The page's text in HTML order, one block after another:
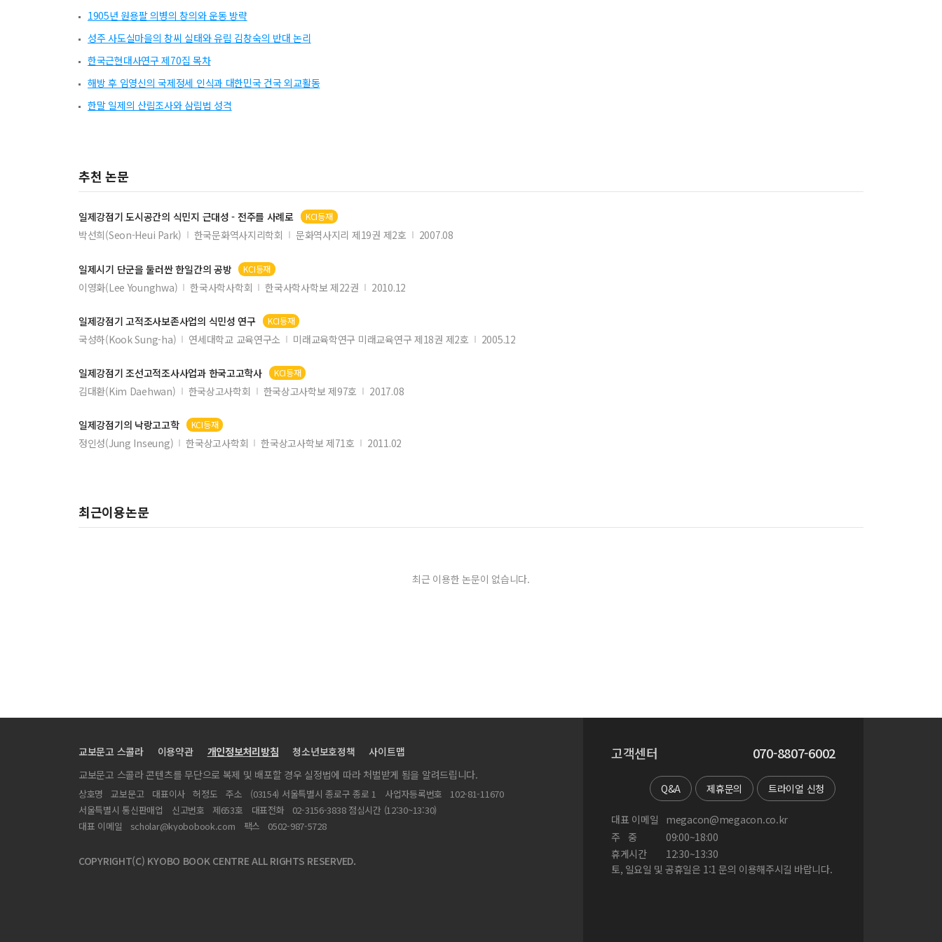
1905년 원용팔 의병의 창의와 운동 방략
성주 사도실마을의 창씨 실태와 유림 김창숙의 반대 논리
한국근현대사연구 제70집 목차
해방 후 임영신의 국제정세 인식과 대한민국 건국 외교활동
한말 일제의 산림조사와 삼림법 성격
추천 논문
일제강점기 도시공간의 식민지 근대성 - 전주를 사례로 KCI등재
박선희(Seon-Heui Park) 한국문화역사지리학회 문화역사지리 제19권 제2호 2007.08
일제시기 단군을 둘러싼 한일간의 공방 KCI등재
이영화(Lee Younghwa) 한국사학사학회 한국사학사학보 제22권 2010.12
일제강점기 고적조사보존사업의 식민성 연구 KCI등재
국성하(Kook Sung-ha) 연세대학교 교육연구소 미래교육학연구 미래교육연구 제18권 제2호 2005.12
일제강점기 조선고적조사사업과 한국고고학사 KCI등재
김대환(Kim Daehwan) 한국상고사학회 한국상고사학보 제97호 2017.08
일제강점기의 낙랑고고학 KCI등재
정인성(Jung Inseung) 한국상고사학회 한국상고사학보 제71호 2011.02
최근이용논문
최근 이용한 논문이 없습니다.
교보문고 스콜라 이용약관 개인정보처리방침 청소년보호정책
사이트맵
교보문고 스콜라 콘텐츠를 무단으로 복제 및 배포할 경우 실정법에 따라 처벌받게 됨을 알려드립니다.
상호명 교보문고 대표이사 허정도 주소 (03154) 서울특별시 종로구 종로 1 사업자등록번호
102-81-11670
서울특별시 통신판매업
신고번호 제653호 대표전화
02-3156-3838 점심시간 (12:30~13:30)
대표 이메일
scholar@kyobobook.com 팩스 0502-987-5728
COPYRIGHT(C) KYOBO BOOK CENTRE ALL RIGHTS RESERVED.
고객센터 070-8807-6002
Q&A 제휴문의 트라이얼 신청
대표 이메일
megacon@megacon.co.kr
주
중
09:00~18:00
휴게시간
12:30~13:30
토, 일요일 및 공휴일은 1:1 문의 이용해주시길 바랍니다.